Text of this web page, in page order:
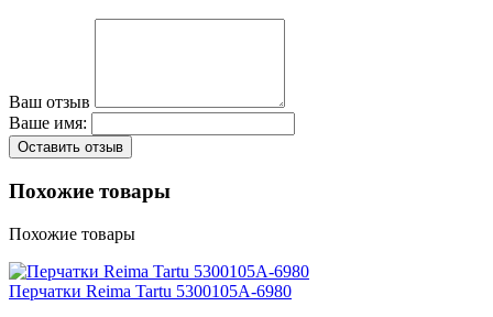
Ваш отзыв
Ваше имя:
Оставить отзыв
Похожие товары
Похожие товары
Перчатки Reima Tartu 5300105A-6980